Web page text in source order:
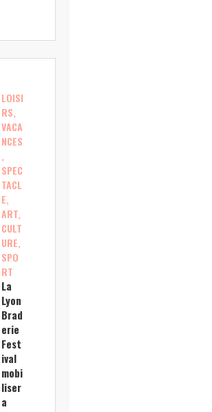
LOISI
RS,
VACA
NCES
,
SPEC
TACL
E,
ART,
CULT
URE,
SPO
RT
La
Lyon
Brad
erie
Fest
ival
mobi
liser
a